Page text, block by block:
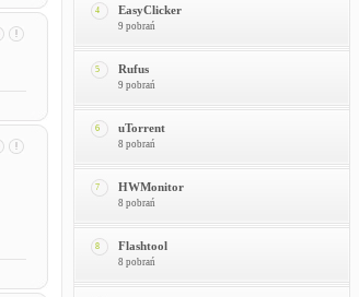
4 EasyClicker
9 pobrań
5 Rufus
9 pobrań
6 uTorrent
8 pobrań
7 HWMonitor
8 pobrań
8 Flashtool
8 pobrań